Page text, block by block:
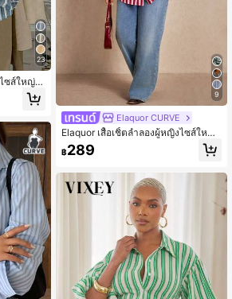
23
ซส์ใหญ่ สี
นยาวติด
ตล์สมาร์
9
Elaquor CURVE
Elaquor เสื้อเชิ้ตลำลองผู้หญิงไซส์ใหญ่
แขนสามส่วน ลายทาง กระดุมแถวเดียว
฿289